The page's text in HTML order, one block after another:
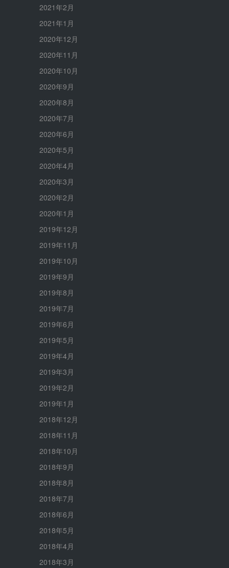
2021年2月
2021年1月
2020年12月
2020年11月
2020年10月
2020年9月
2020年8月
2020年7月
2020年6月
2020年5月
2020年4月
2020年3月
2020年2月
2020年1月
2019年12月
2019年11月
2019年10月
2019年9月
2019年8月
2019年7月
2019年6月
2019年5月
2019年4月
2019年3月
2019年2月
2019年1月
2018年12月
2018年11月
2018年10月
2018年9月
2018年8月
2018年7月
2018年6月
2018年5月
2018年4月
2018年3月